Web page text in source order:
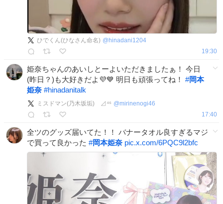
ひでくん(ひなさん命名) @ hinadani1204
19:30
姫奈ちゃんのあいしとーよいただきましたぁ！ 今日
(昨日？)も大好きだよ💜💙 明日も頑張ってね！ #岡本
姫奈 #hinadanitalk
ミスドマン(乃木坂垢) ⊿⁴⁶ @mirinenogi46
17:40
全ツのグッズ届いてた！！ バナータオル良すぎるマジ
で買って良かった #岡本姫奈 pic.x.com/6PQC9l2bfc